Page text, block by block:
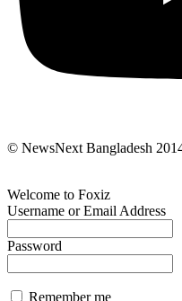
© NewsNext Bangladesh
Welcome to Foxiz
Username or Email Address
Password
Remember me